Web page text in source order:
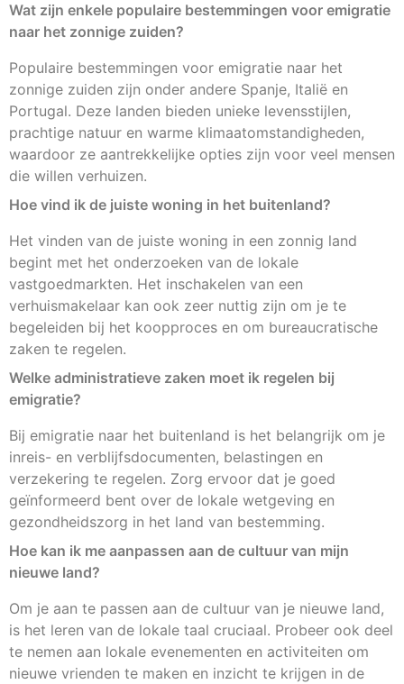
Wat zijn enkele populaire bestemmingen voor emigratie
naar het zonnige zuiden?
Populaire bestemmingen voor emigratie naar het
zonnige zuiden zijn onder andere Spanje, Italië en
Portugal. Deze landen bieden unieke levensstijlen,
prachtige natuur en warme klimaatomstandigheden,
waardoor ze aantrekkelijke opties zijn voor veel mensen
die willen verhuizen.
Hoe vind ik de juiste woning in het buitenland?
Het vinden van de juiste woning in een zonnig land
begint met het onderzoeken van de lokale
vastgoedmarkten. Het inschakelen van een
verhuismakelaar kan ook zeer nuttig zijn om je te
begeleiden bij het koopproces en om bureaucratische
zaken te regelen.
Welke administratieve zaken moet ik regelen bij
emigratie?
Bij emigratie naar het buitenland is het belangrijk om je
inreis- en verblijfsdocumenten, belastingen en
verzekering te regelen. Zorg ervoor dat je goed
geïnformeerd bent over de lokale wetgeving en
gezondheidszorg in het land van bestemming.
Hoe kan ik me aanpassen aan de cultuur van mijn
nieuwe land?
Om je aan te passen aan de cultuur van je nieuwe land,
is het leren van de lokale taal cruciaal. Probeer ook deel
te nemen aan lokale evenementen en activiteiten om
nieuwe vrienden te maken en inzicht te krijgen in de